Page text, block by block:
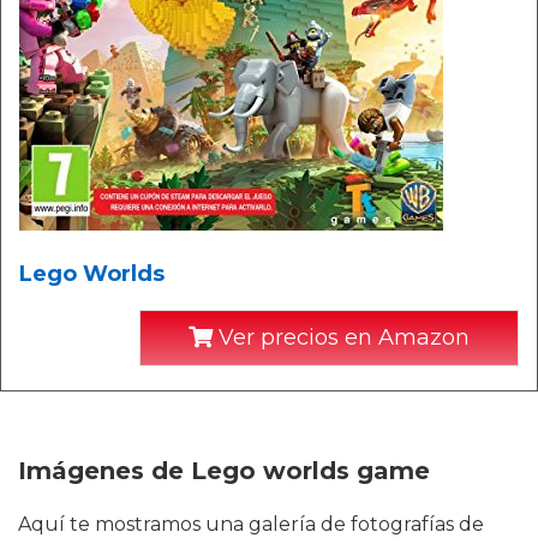
Lego Worlds
Ver precios en Amazon
Imágenes de Lego worlds game
Aquí te mostramos una galería de fotografías de